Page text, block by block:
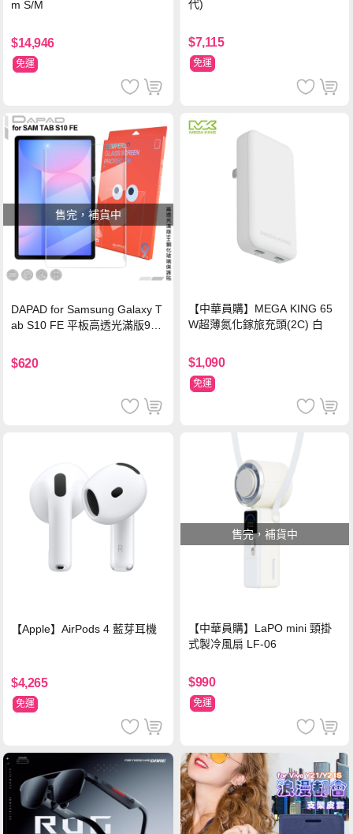
m S/M
$14,946
免運
代)
$7,115
免運
售完，補貨中
DAPAD for Samsung Galaxy T
ab S10 FE 平板高透光滿版9H
$620
【中華員購】MEGA KING 65
W超薄氮化鎵旅充頭(2C) 白
$1,090
免運
【Apple】AirPods 4 藍芽耳機
$4,265
免運
售完，補貨中
【中華員購】LaPO mini 頸掛
式製冷風扇 LF-06
$990
免運